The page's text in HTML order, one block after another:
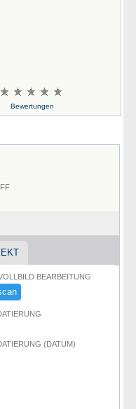
Bewertungen
BEARBEITUNG
(DATUM)